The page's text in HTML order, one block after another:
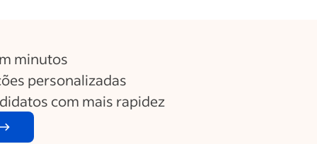
minutos
personalizadas
com mais rapidez